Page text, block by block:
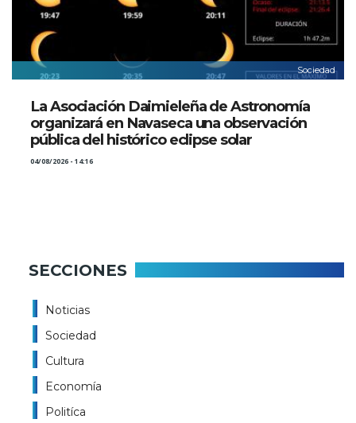
Sociedad
La Asociación Daimieleña de Astronomía
organizará en Navaseca una observación
pública del histórico eclipse solar
04/08/2026 - 14:16
SECCIONES
Noticias
Sociedad
Cultura
Economía
Politíca